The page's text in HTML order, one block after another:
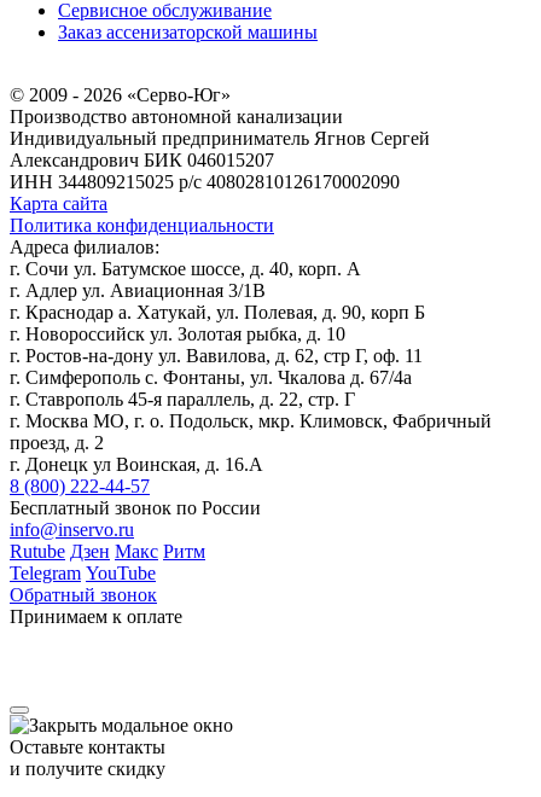
Сервисное обслуживание
Заказ ассенизаторской машины
© 2009 - 2026 «Серво-Юг»
Производство автономной канализации
Индивидуальный предприниматель Ягнов Сергей
Александрович БИК 046015207
ИНН 344809215025 р/с 40802810126170002090
Карта сайта
Политика конфиденциальности
Адреса филиалов:
г. Сочи ул. Батумское шоссе, д. 40, корп. А
г. Адлер ул. Авиационная 3/1В
г. Краснодар а. Хатукай, ул. Полевая, д. 90, корп Б
г. Новороссийск ул. Золотая рыбка, д. 10
г. Ростов-на-дону ул. Вавилова, д. 62, стр Г, оф. 11
г. Симферополь с. Фонтаны, ул. Чкалова д. 67/4а
г. Ставрополь 45-я параллель, д. 22, стр. Г
г. Москва МО, г. о. Подольск, мкр. Климовск, Фабричный
проезд, д. 2
г. Донецк ул Воинская, д. 16.А
8 (800) 222-44-57
Бесплатный звонок по России
info@inservo.ru
Rutube Дзен Макс Ритм
Telegram YouTube
Обратный звонок
Принимаем к оплате
Оставьте контакты
и получите скидку